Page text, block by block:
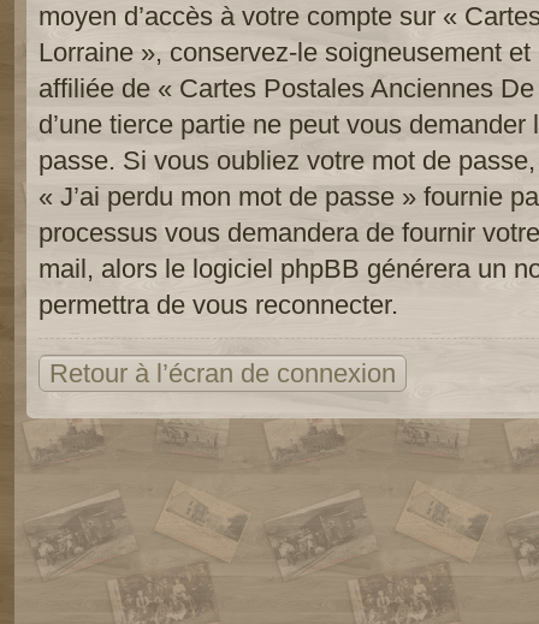
moyen d’accès à votre compte sur «
Lorraine », conservez-le soigneusement
affiliée de « Cartes Postales Anciennes
d’une tierce partie ne peut vous
passe. Si vous oubliez votre mot de
« J’ai perdu mon mot de passe » fournie
processus vous demandera de fournir
mail, alors le logiciel phpBB générera un
permettra de vous reconnecter.
Retour à l’écran de connexion